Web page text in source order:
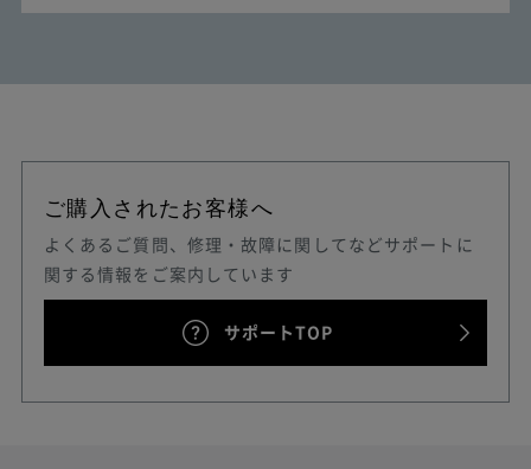
ご購入されたお客様へ
よくあるご質問、修理・故障に関してなどサポートに
関する情報をご案内しています
サポートTOP